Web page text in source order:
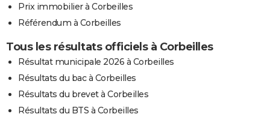
Prix immobilier à Corbeilles
Référendum à Corbeilles
Tous les résultats officiels à Corbeilles
Résultat municipale 2026 à Corbeilles
Résultats du bac à Corbeilles
Résultats du brevet à Corbeilles
Résultats du BTS à Corbeilles